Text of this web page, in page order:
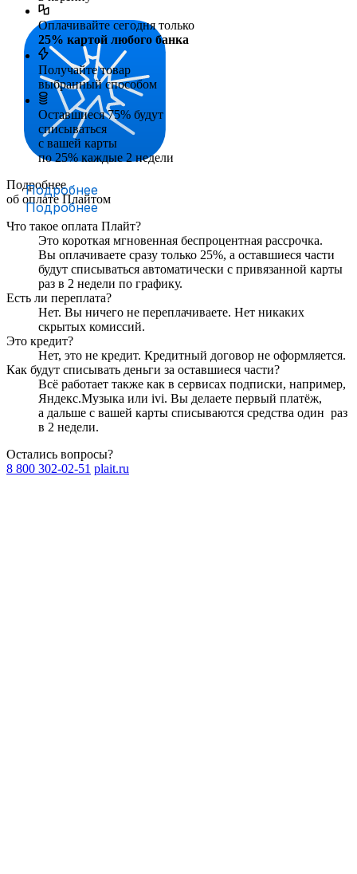
Подробнее
Подробнее
Оплачивайте сегодня только
25% картой любого банка
Получайте товар
выбранный способом
Оставшиеся75% будут
списываться
с вашей карты
по 25% каждые 2 недели
Подробнее
об оплате Плайтом
Что такое оплата Плайт?
Это короткая мгновенная беспроцентная рассрочка.
Вы оплачиваете сразу только 25%, а оставшиеся части
будут списываться автоматически с привязанной карты
раз в 2 недели по графику.
Есть ли переплата?
Нет. Вы ничего не переплачиваете. Нет никаких
скрытых комиссий.
Это кредит?
Нет, это не кредит. Кредитный договор не оформляется.
Как будут списывать деньги за оставшиеся части?
Всё работает также как в сервисах подписки, например,
Яндекс.Музыка или ivi. Вы делаете первый платёж,
а дальше с вашей карты списываются средства один раз
в 2 недели.
Остались вопросы?
8 800 302-02-51 plait.ru